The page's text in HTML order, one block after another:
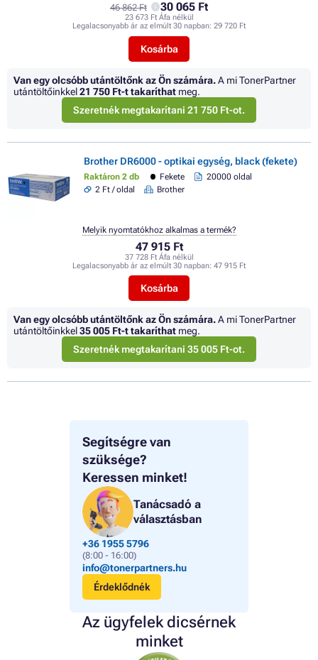
Segítségre van
szüksége?
Keressen minket!
Tanácsadó a
választásban
+36 1955 5796
(8:00 - 16:00)
info@tonerpartners.hu
Érdeklődnék
Az ügyfelek dicsérnek
minket
46 862 Ft 30 065 Ft
23 673 Ft Áfa nélkül
Legalacsonyabb ár az elmúlt 30 napban: 29 720 Ft
Kosárba
Van egy olcsóbb utántöltőnk az Ön számára.A mi TonerPartner
utántöltőinkkel21 750 Ft-t takaríthat meg.
Szeretnék megtakarítani 21 750 Ft-ot.
Brother DR6000 - optikai egység, black (fekete)
Raktáron 2 db Fekete
20000 oldal
2 Ft / oldal
Brother
47 915 Ft
37 728 Ft Áfa nélkül
Legalacsonyabb ár az elmúlt 30 napban: 47 915 Ft
Kosárba
Melyik nyomtatókhoz alkalmas a termék?
Van egy olcsóbb utántöltőnk az Ön számára.A mi TonerPartner
utántöltőinkkel35 005 Ft-t takaríthat meg.
Szeretnék megtakarítani 35 005 Ft-ot.